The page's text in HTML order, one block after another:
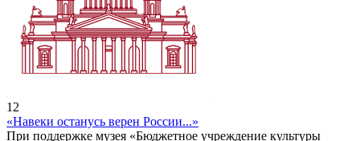
12
«Навеки останусь верен России...»
При поддержке музея «Бюджетное учреждение культуры